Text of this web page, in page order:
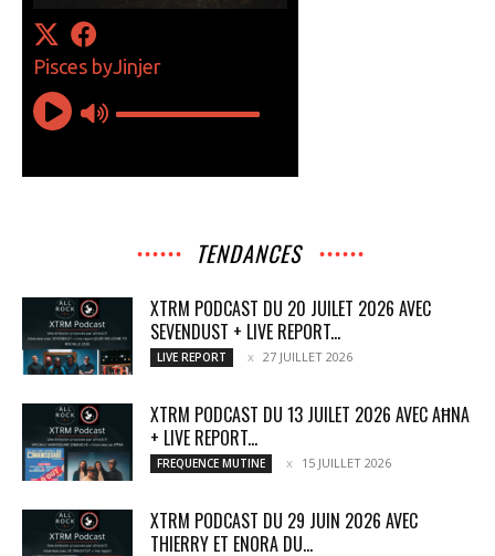
TENDANCES
XTRM PODCAST DU 20 JUILET 2026 AVEC
SEVENDUST + LIVE REPORT...
LIVE REPORT 27 JUILLET 2026
XTRM PODCAST DU 13 JUILET 2026 AVEC AĦNA
+ LIVE REPORT...
FREQUENCE MUTINE 15 JUILLET 2026
XTRM PODCAST DU 29 JUIN 2026 AVEC
THIERRY ET ENORA DU...